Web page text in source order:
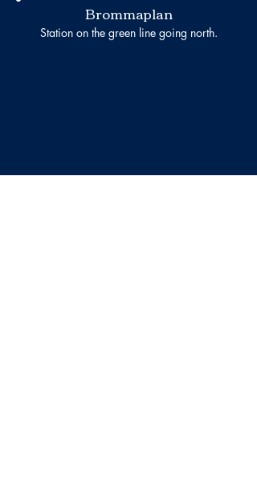
Brommaplan
Station on the green line going north.